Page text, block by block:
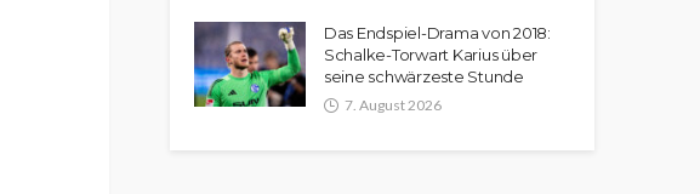
Das Endspiel-Drama von 2018:
Schalke-Torwart Karius über
seine schwärzeste Stunde
7. August 2026